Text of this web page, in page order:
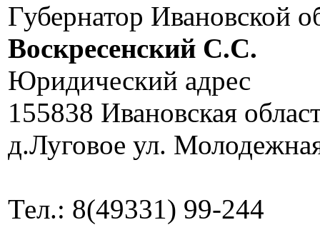
Губернатор Ивановской
Воскресенский C.C.
Юридический адрес
155838 Ивановская
д.Луговое ул.
Тел.: 8(49331) 99-244